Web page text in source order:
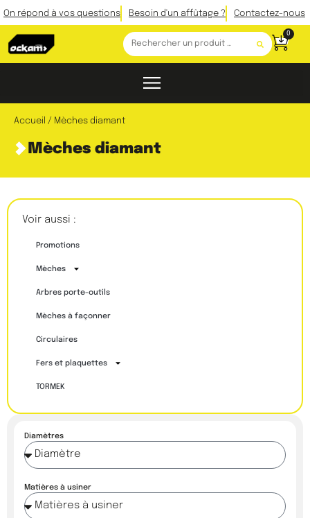
On répond à vos questions Besoin d'un affûtage ? Contactez-nous
0
Accueil / Mèches diamant
Mèches diamant
Voir aussi :
Promotions
Mèches
Arbres porte-outils
Mèches à façonner
Circulaires
Fers et plaquettes
TORMEK
Diamètres
Matières à usiner